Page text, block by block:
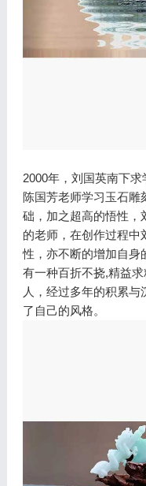
2000年，刘国英南下
陈国芳老师学习玉石雕
础，加之超高的悟性，
的老师，在创作过程中
性，亦不断的增加自身
有一种百折不挠,精益
人，经过多年的积累
了自己的风格。